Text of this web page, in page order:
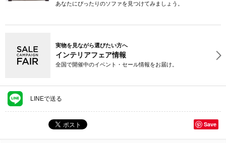
あなたにぴったりのソファを見つけてみましょう。
実物を見ながら選びたい方へ
インテリアフェア情報
全国で開催中のイベント・セール情報をお届け。
LINEで送る
Save